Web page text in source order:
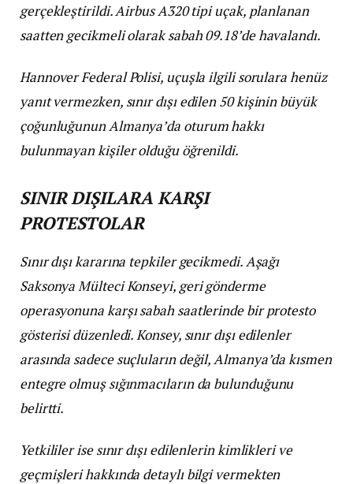
gerçekleştirildi. Airbus A320 tipi uçak, planlanan
saatten gecikmeli olarak sabah 09.18’de havalandı.
Hannover Federal Polisi, uçuşla ilgili sorulara henüz
yanıt vermezken, sınır dışı edilen 50 kişinin büyük
çoğunluğunun Almanya’da oturum hakkı
bulunmayan kişiler olduğu öğrenildi.
SINIR DIŞILARA KARŞI
PROTESTOLAR
Sınır dışı kararına tepkiler gecikmedi. Aşağı
Saksonya Mülteci Konseyi, geri gönderme
operasyonuna karşı sabah saatlerinde bir protesto
gösterisi düzenledi. Konsey, sınır dışı edilenler
arasında sadece suçluların değil, Almanya’da kısmen
entegre olmuş sığınmacıların da bulunduğunu
belirtti.
Yetkililer ise sınır dışı edilenlerin kimlikleri ve
geçmişleri hakkında detaylı bilgi vermekten